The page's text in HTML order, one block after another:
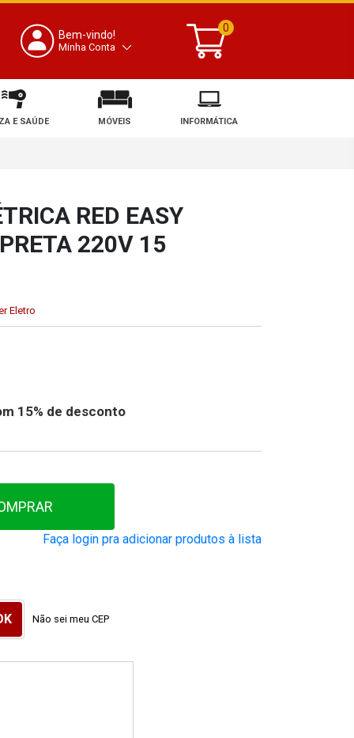
Bem-vindo!
Minha Conta
0
E SAÚDE MÓVEIS INFORMÁTICA
RED EASY
220V 15
Eletro
15% de desconto
Faça login pra adicionar produtos à lista
Não sei meu CEP